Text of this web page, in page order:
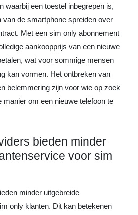
waarbij een toestel inbegrepen is,
van de smartphone spreiden over
Met een sim only abonnement
aankoopprijs van een nieuwe
wat voor sommige mensen
kan vormen. Het ontbreken van
belemmering zijn voor wie op zoek
manier om een nieuwe telefoon te
bieden minder
voor sim
minder uitgebreide
only klanten. Dit kan betekenen